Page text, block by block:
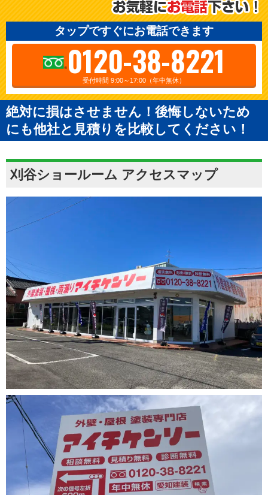
タップですぐにお電話できます
0120-38-8221
受付時間 9:00～17:00（年中無休）
絶対に損はさせません！後悔しないため
にも他社と見積りを比較してください！
刈谷ショールーム アクセスマップ